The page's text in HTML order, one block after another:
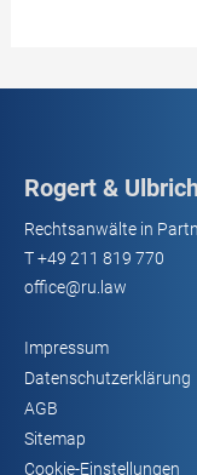
Rogert &
Rechtsanwälte in
T+49 211 819 770
office@ru.law
Impressum
Datenschutzerklärung
AGB
Sitemap
Cookie-Einstellungen